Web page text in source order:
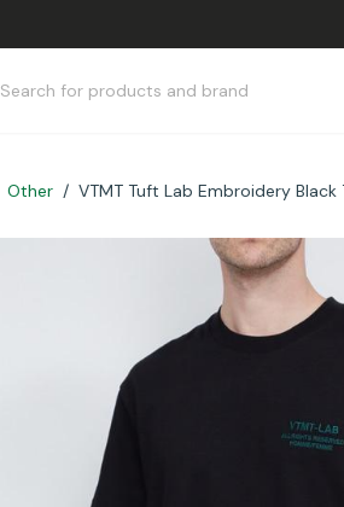
Search for products and brand
Other / VTMT Tuft Lab Embroidery Black